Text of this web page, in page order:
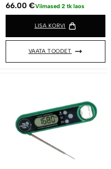
66.00 €Viimased 2 tk laos
LISA KORVI
VAATA TOODET